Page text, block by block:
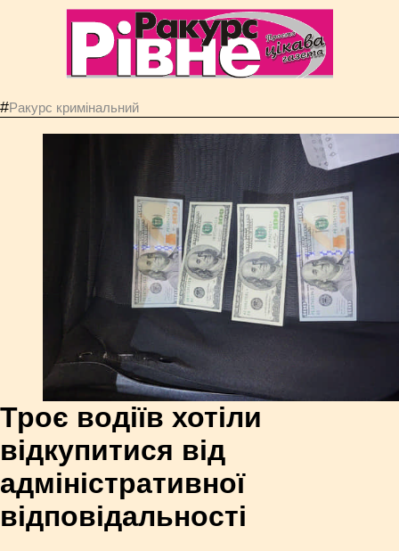
#Ракурс кримінальний
Троє водіїв хотіли
відкупитися від
адміністративної
відповідальності